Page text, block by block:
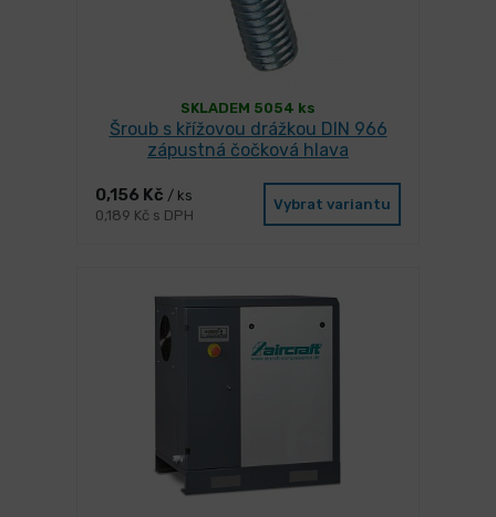
SKLADEM 5054 ks
Šroub s křížovou drážkou DIN 966
zápustná čočková hlava
0,156 Kč / ks
0,189 Kč s DPH
Vybrat variantu